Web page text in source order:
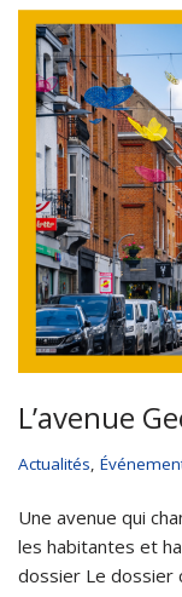
L’avenue
Actualités,
Une avenue qui
les habitantes et
dossier Le dossier